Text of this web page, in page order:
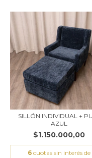
SILLÓN INDIVIDUAL +
AZUL
$1.150.000,00
6 cuotas sin interés de